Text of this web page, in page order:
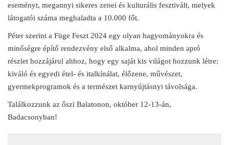
eseményt, megannyi sikeres zenei és kulturális fesztivált, melyek
látogatói száma meghaladta a 10.000 főt.
Péter szerint a Füge Feszt 2024 egy olyan hagyományokra és
minőségre építő rendezvény első alkalma, ahol minden apró
részlet hozzájárul ahhoz, hogy egy saját kis világot hozzunk létre:
kiváló és egyedi étel- és italkínálat, élőzene, művészet,
gyermekprogramok és a természet karnyújtásnyi távolsága.
Találkozzunk az őszi Balatonon, október 12-13-án,
Badacsonyban!